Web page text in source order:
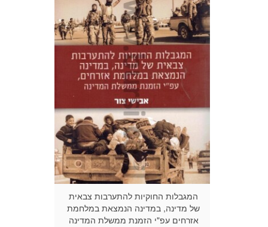
המגבלות החוקיות להתערבות צבאית
של מדינה, במדינה הנמצאת במלחמת
אזרחים עפ"י הזמנת ממשלת המדינה